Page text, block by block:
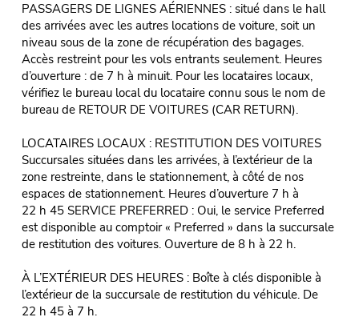
PASSAGERS DE LIGNES AÉRIENNES : situé dans le hall
des arrivées avec les autres locations de voiture, soit un
niveau sous de la zone de récupération des bagages.
Accès restreint pour les vols entrants seulement. Heures
d’ouverture : de 7 h à minuit. Pour les locataires locaux,
vérifiez le bureau local du locataire connu sous le nom de
bureau de RETOUR DE VOITURES (CAR RETURN).
LOCATAIRES LOCAUX : RESTITUTION DES VOITURES
Succursales situées dans les arrivées, à l’extérieur de la
zone restreinte, dans le stationnement, à côté de nos
espaces de stationnement. Heures d’ouverture 7 h à
22 h 45 SERVICE PREFERRED : Oui, le service Preferred
est disponible au comptoir « Preferred » dans la succursale
de restitution des voitures. Ouverture de 8 h à 22 h.
À L’EXTÉRIEUR DES HEURES : Boîte à clés disponible à
l’extérieur de la succursale de restitution du véhicule. De
22 h 45 à 7 h.